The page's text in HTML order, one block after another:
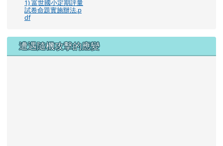
1) 富世國小定期評量
試卷命題實施辦法.p
df